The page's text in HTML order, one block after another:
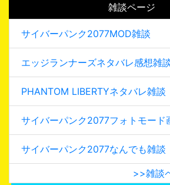
雑談ページ
サイバーパンク2077MOD雑談
エッジランナーズネタバレ感想雑
PHANTOM LIBERTYネタバレ雑談
サイバーパンク2077フォトモード
サイバーパンク2077なんでも雑談
>>雑談